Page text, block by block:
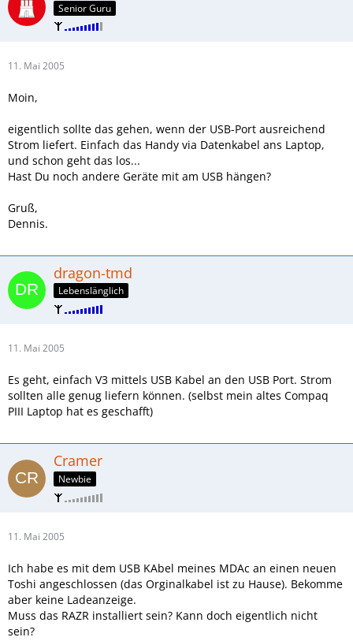
Senior Guru
11. Mai 2005
Moin,
eigentlich sollte das gehen, wenn der USB-Port ausreichend
Strom liefert. Einfach das Handy via Datenkabel ans Laptop,
und schon geht das los...
Hast Du noch andere Geräte mit am USB hängen?
Gruß,
Dennis.
dragon-tmd
Lebenslänglich
11. Mai 2005
Es geht, einfach V3 mittels USB Kabel an den USB Port. Strom
sollten alle genug liefern können. (selbst mein altes Compaq
PIII Laptop hat es geschafft)
Cramer
Newbie
11. Mai 2005
Ich habe es mit dem USB KAbel meines MDAc an einen neuen
Toshi angeschlossen (das Orginalkabel ist zu Hause). Bekomme
aber keine Ladeanzeige.
Muss das RAZR installiert sein? Kann doch eigentlich nicht
sein?